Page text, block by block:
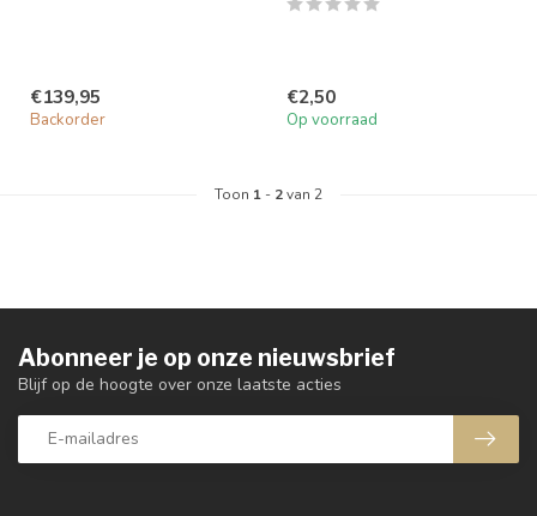
€139,95
Backorder
€2,50
Op voorraad
Toon 1 - 2van 2
Abonneer je op onze nieuwsbrief
Blijf op de hoogte over onze laatste acties